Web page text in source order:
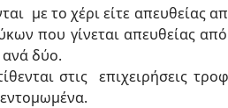
με το χέρι είτε απευθείας
που γίνεται απευθείας
ανά δύο.
στις επιχειρήσεις